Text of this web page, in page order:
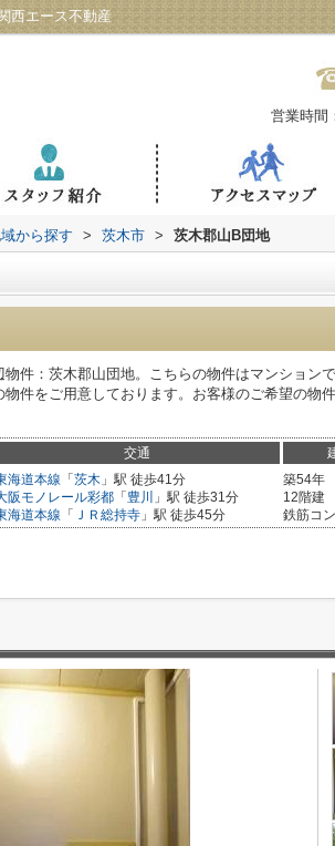
西エース不動産
営業時間
から探す > 茨木市 > 茨木郡山B団地
件：茨木郡山団地。こちらの物件はマンション
件をご用意しております。お客様のご希望の物
交通
海道本線 「 茨木 」駅 徒歩41分
阪モノレール彩都 「 豊川
」駅 徒歩31分
海道本線 「 ＪＲ総持寺 」駅 徒歩45分
築54年
12階建
鉄筋コ